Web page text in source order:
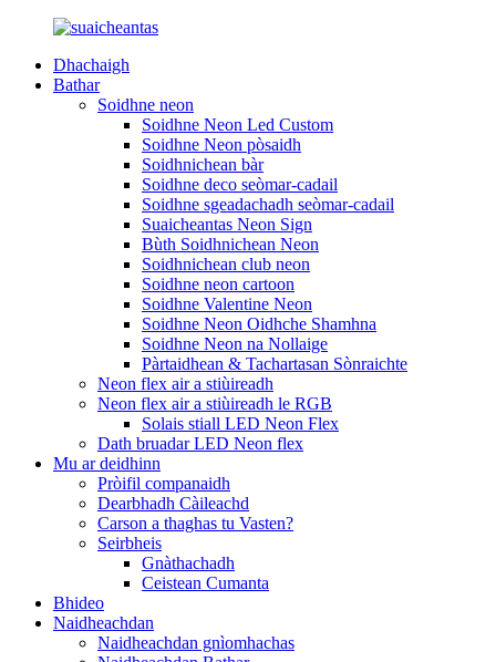
Dhachaigh
Bathar
Soidhne neon
Soidhne Neon Led Custom
Soidhne Neon pòsaidh
Soidhnichean bàr
Soidhne deco seòmar-cadail
Soidhne sgeadachadh seòmar-cadail
Suaicheantas Neon Sign
Bùth Soidhnichean Neon
Soidhnichean club neon
Soidhne neon cartoon
Soidhne Valentine Neon
Soidhne Neon Oidhche Shamhna
Soidhne Neon na Nollaige
Pàrtaidhean & Tachartasan Sònraichte
Neon flex air a stiùireadh
Neon flex air a stiùireadh le RGB
Solais stiall LED Neon Flex
Dath bruadar LED Neon flex
Mu ar deidhinn
Pròifil companaidh
Dearbhadh Càileachd
Carson a thaghas tu Vasten?
Seirbheis
Gnàthachadh
Ceistean Cumanta
Bhideo
Naidheachdan
Naidheachdan gnìomhachas